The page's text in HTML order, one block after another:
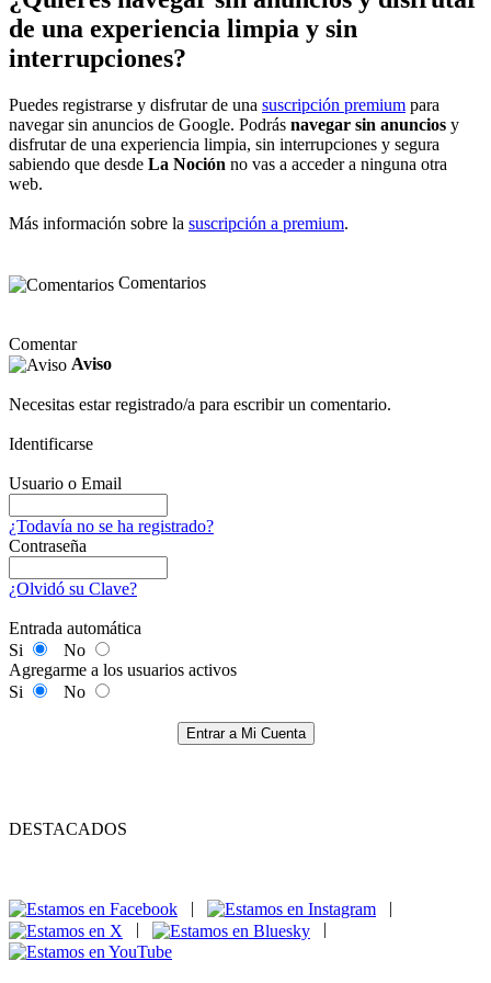
de una experiencia limpia y sin
interrupciones?
Puedes registrarse y disfrutar de una suscripción premium para
navegar sin anuncios de Google. Podrás navegar sin anuncios y
disfrutar de una experiencia limpia, sin interrupciones y segura
sabiendo que desde La Noción no vas a acceder a ninguna otra
web.
Más información sobre la suscripción a premium.
Comentarios
Comentar
Aviso
Necesitas estar registrado/a para escribir un comentario.
Identificarse
Usuario o Email
¿Todavía no se ha registrado?
Contraseña
¿Olvidó su Clave?
Entrada automática
Si
No
Agregarme a los usuarios activos
Si
No
Entrar a Mi Cuenta
DESTACADOS
|
|
|
|